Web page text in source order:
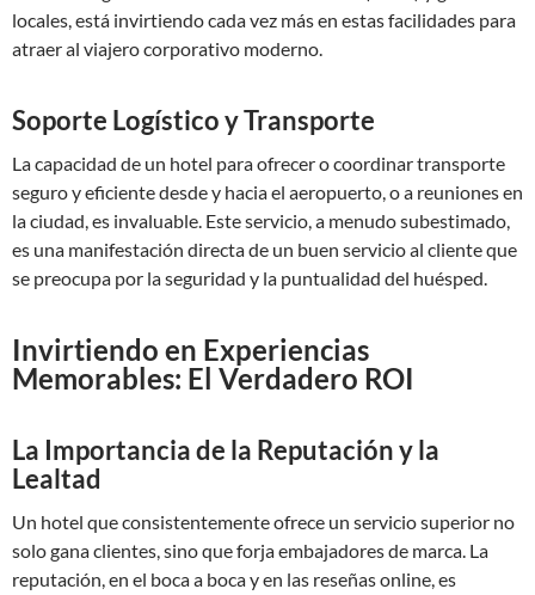
locales, está invirtiendo cada vez más en estas facilidades para
atraer al viajero corporativo moderno.
Soporte Logístico y Transporte
La capacidad de un hotel para ofrecer o coordinar transporte
seguro y eficiente desde y hacia el aeropuerto, o a reuniones en
la ciudad, es invaluable. Este servicio, a menudo subestimado,
es una manifestación directa de un buen servicio al cliente que
se preocupa por la seguridad y la puntualidad del huésped.
Invirtiendo en Experiencias
Memorables: El Verdadero ROI
La Importancia de la Reputación y la
Lealtad
Un hotel que consistentemente ofrece un servicio superior no
solo gana clientes, sino que forja embajadores de marca. La
reputación, en el boca a boca y en las reseñas online, es